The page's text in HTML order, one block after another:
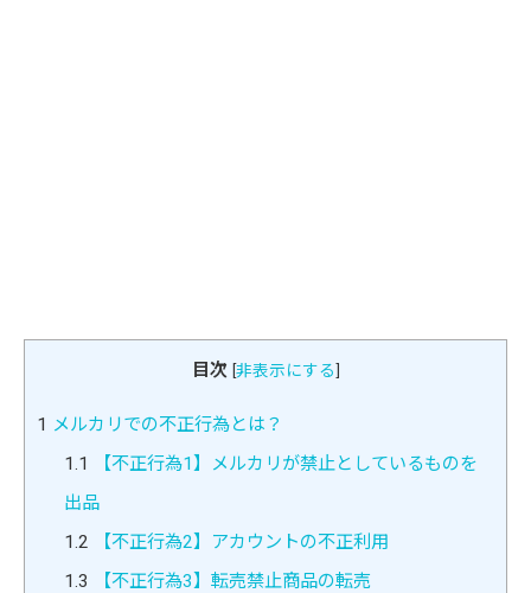
目次 [非表示にする]
1 メルカリでの不正行為とは？
1.1
【不正行為1】メルカリが禁止としているものを
出品
1.2 【不正行為2】アカウントの不正利用
1.3 【不正行為3】転売禁止商品の転売